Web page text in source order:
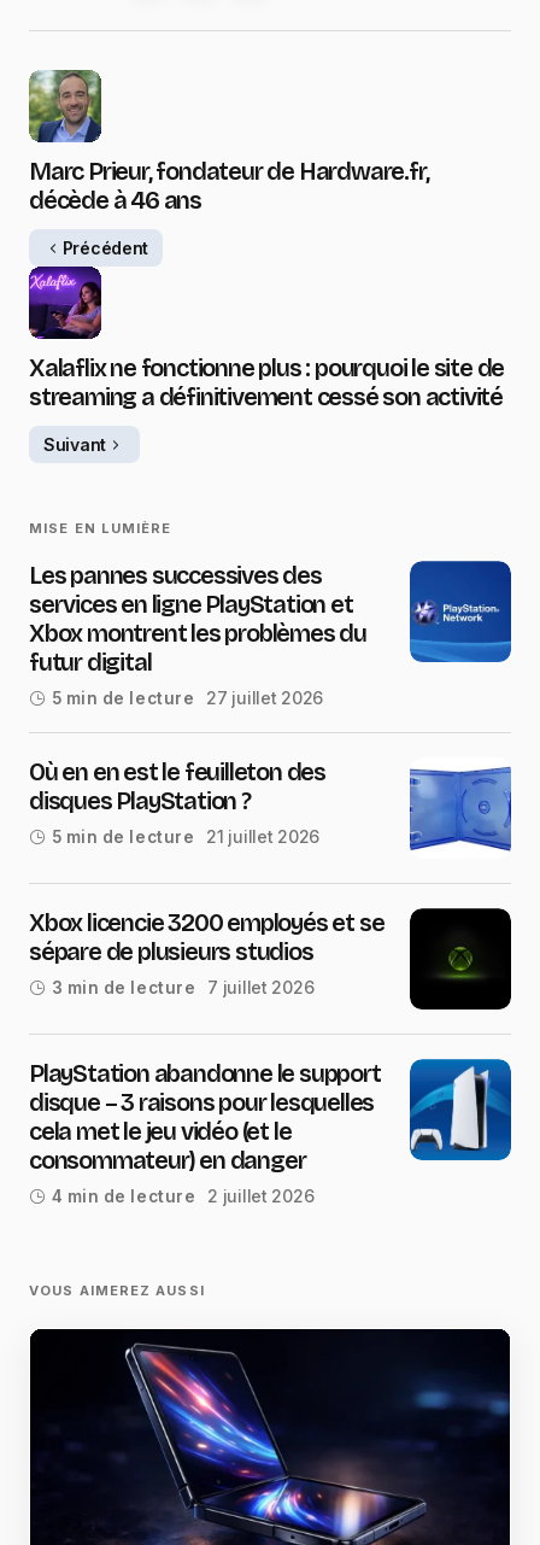
Marc Prieur, fondateur de Hardware.fr,
décède à 46 ans
Précédent
Xalaflix ne fonctionne plus : pourquoi le site de
streaming a définitivement cessé son activité
Suivant
MISE EN LUMIÈRE
Les pannes successives des
services en ligne PlayStation et
Xbox montrent les problèmes du
futur digital
5 min de lecture 27 juillet 2026
Où en en est le feuilleton des
disques PlayStation ?
5 min de lecture 21 juillet 2026
Xbox licencie 3200 employés et se
sépare de plusieurs studios
3 min de lecture 7 juillet 2026
PlayStation abandonne le support
disque – 3 raisons pour lesquelles
cela met le jeu vidéo (et le
consommateur) en danger
4 min de lecture 2 juillet 2026
VOUS AIMEREZ AUSSI